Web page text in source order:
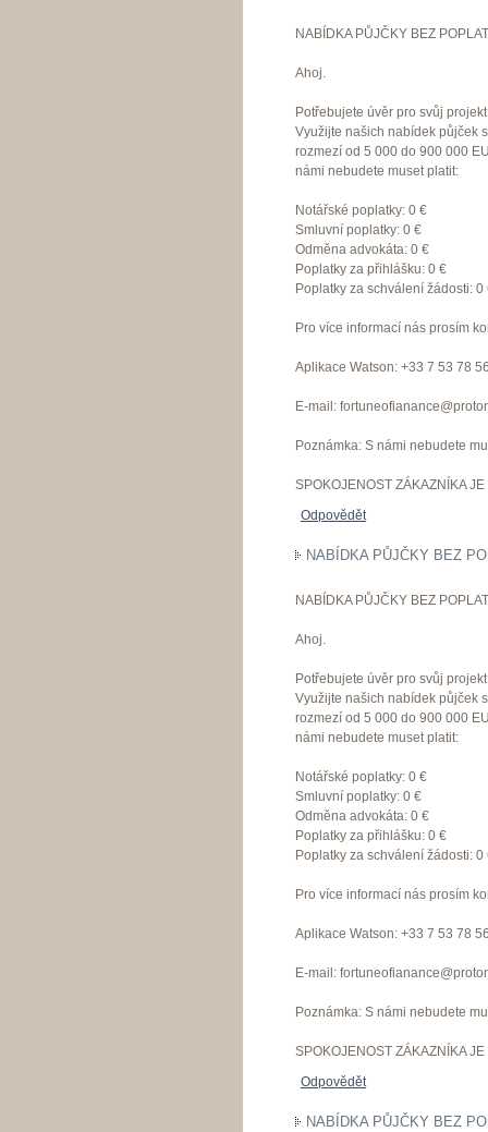
NABÍDKA PŮJČKY BEZ
Ahoj.
Potřebujete úvěr pro svůj
Využijte našich nabídek půjček
rozmezí od 5 000 do 900 000
námi nebudete muset platit:
Notářské poplatky: 0 €
Smluvní poplatky: 0 €
Odměna advokáta: 0 €
Poplatky za přihlášku: 0 €
Poplatky za schválení žádosti: 0
Pro více informací nás prosím
Aplikace Watson: +33 7 53 78
E-mail:
Poznámka: S námi nebudete
SPOKOJENOST ZÁKAZNÍKA
Odpovědět
NABÍDKA PŮJČKY BEZ
NABÍDKA PŮJČKY BEZ
Ahoj.
Potřebujete úvěr pro svůj
Využijte našich nabídek půjček
rozmezí od 5 000 do 900 000
námi nebudete muset platit:
Notářské poplatky: 0 €
Smluvní poplatky: 0 €
Odměna advokáta: 0 €
Poplatky za přihlášku: 0 €
Poplatky za schválení žádosti: 0
Pro více informací nás prosím
Aplikace Watson: +33 7 53 78
E-mail:
Poznámka: S námi nebudete
SPOKOJENOST ZÁKAZNÍKA
Odpovědět
NABÍDKA PŮJČKY BEZ